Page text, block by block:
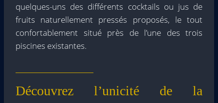
quelques-uns des différents cocktails ou jus de
fruits naturellement pressés proposés, le tout
confortablement situé près de l’une des trois
piscines existantes.
Découvrez l’unicité de la